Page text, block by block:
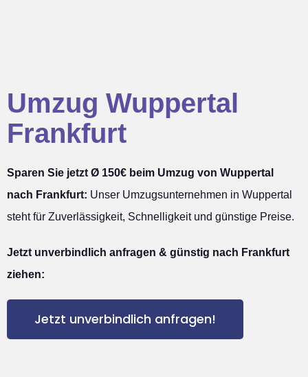
Umzug Wuppertal
Frankfurt
Sparen Sie jetzt Ø 150€ beim Umzug von Wuppertal
nach Frankfurt: Unser Umzugsunternehmen in Wuppertal
steht für Zuverlässigkeit, Schnelligkeit und günstige Preise.
Jetzt unverbindlich anfragen & günstig nach Frankfurt
ziehen:
Jetzt unverbindlich anfragen!